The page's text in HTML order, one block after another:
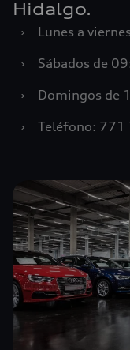
Hidalgo.
›
Lunes a
›
Sábados de
›
Domingos de
›
Teléfono: